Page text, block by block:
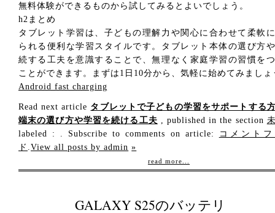
無料体験ができるものから試してみるとよいでしょう。
h2まとめ
タブレット学習は、子どもの理解力や関心に合わせて柔軟
られる便利な学習スタイルです。タブレット本体の選び方
続する工夫を意識することで、無理なく家庭学習の習慣を
ことができます。まずは1日10分から、気軽に始めてみましょ
Android fast charging
Read next article タブレットで子どもの学習をサポートする
端末の選び方や学習を続ける工夫 , published in the section
labeled : . Subscribe to comments on article:
コメント
ド .View all posts by admin »
read more...
GALAXY S25のバッテリ